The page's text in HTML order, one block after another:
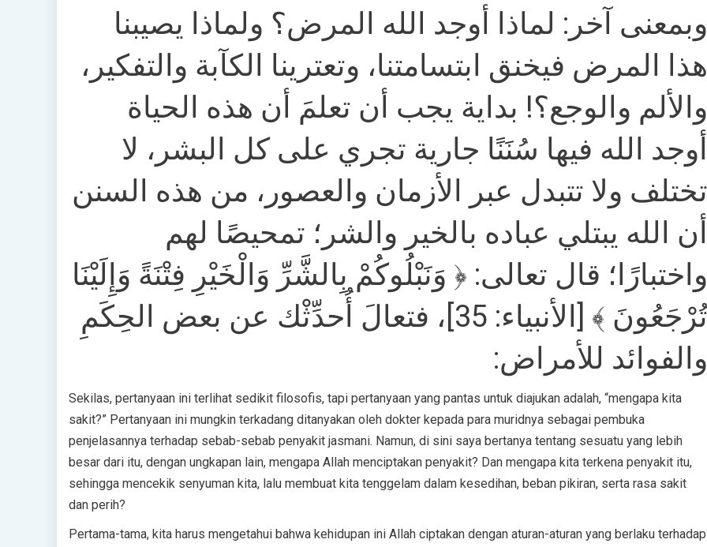
وبمعنى آخر: لماذا أوجد الله المرض؟ ولماذا يصيبنا
هذا المرض فيخنق ابتسامتنا، وتعترينا الكآبة والتفكير،
والألم والوجع؟! بداية يجب أن تعلمَ أن هذه الحياة
أوجد الله فيها سُنَنًا جارية تجري على كل البشر، لا
تختلف ولا تتبدل عبر الأزمان والعصور، من هذه السنن
أن الله يبتلي عباده بالخير والشر؛ تمحيصًا لهم
واختبارًا؛ قال تعالى: ﴿ وَنَبْلُوكُمْ بِالشَّرِّ وَالْخَيْرِ فِتْنَةً وَإِلَيْنَا
تُرْجَعُونَ ﴾ [الأنبياء: 35]، فتعالَ أُحدِّثْك عن بعض الحِكَمِ
والفوائد للأمراض:
Sekilas, pertanyaan ini terlihat sedikit filosofis, tapi pertanyaan yang pantas untuk diajukan adalah, “mengapa kita
sakit?” Pertanyaan ini mungkin terkadang ditanyakan oleh dokter kepada para muridnya sebagai pembuka
penjelasannya terhadap sebab-sebab penyakit jasmani. Namun, di sini saya bertanya tentang sesuatu yang lebih
besar dari itu, dengan ungkapan lain, mengapa Allah menciptakan penyakit? Dan mengapa kita terkena penyakit itu,
sehingga mencekik senyuman kita, lalu membuat kita tenggelam dalam kesedihan, beban pikiran, serta rasa sakit
dan perih?
Pertama-tama, kita harus mengetahui bahwa kehidupan ini Allah ciptakan dengan aturan-aturan yang berlaku terhadap